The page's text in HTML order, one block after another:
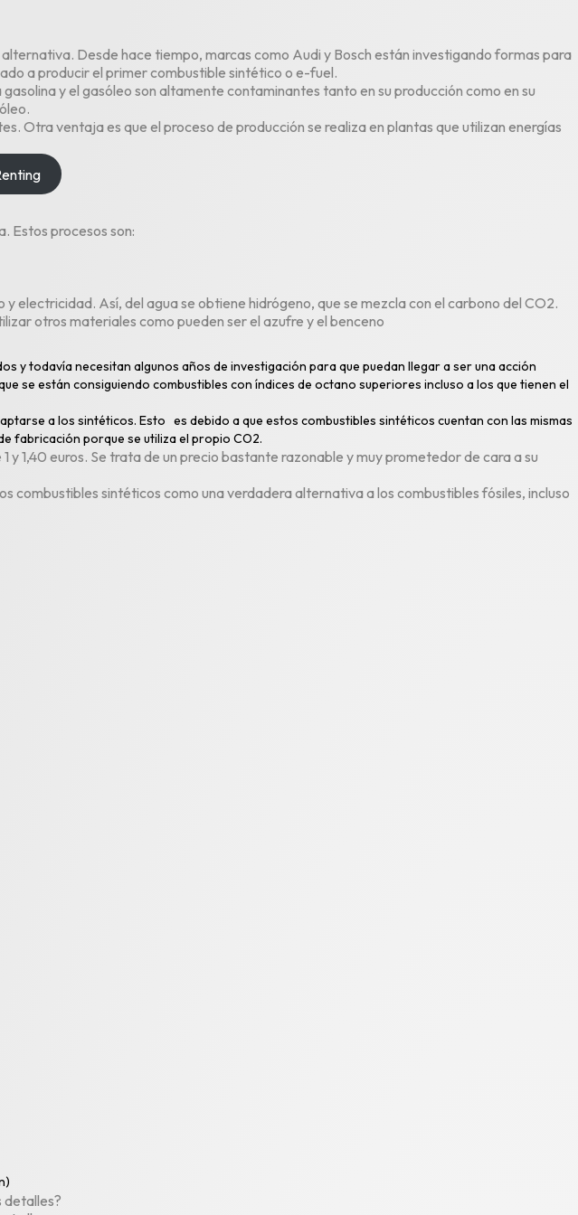
Desde hace tiempo, marcas como Audi y Bosch están investigando formas para
a producir el primer combustible sintético o e-fuel.
y el gasóleo son altamente contaminantes tanto en su producción como en su
Otra ventaja es que el proceso de producción se realiza en plantas que utilizan energías
Estos procesos son:
electricidad. Así, del agua se obtiene hidrógeno, que se mezcla con el carbono del CO2.
otros materiales como pueden ser el azufre y el benceno
y todavía necesitan algunos años de investigación para que puedan llegar a ser una acción
se están consiguiendo combustibles con índices de octano superiores incluso a los que tienen el
a los sintéticos. Esto es debido a que estos combustibles sintéticos cuentan con las mismas
fabricación porque se utiliza el propio CO2.
1,40 euros. Se trata de un precio bastante razonable y muy prometedor de cara a su
combustibles sintéticos como una verdadera alternativa a los combustibles fósiles, incluso
detalles?